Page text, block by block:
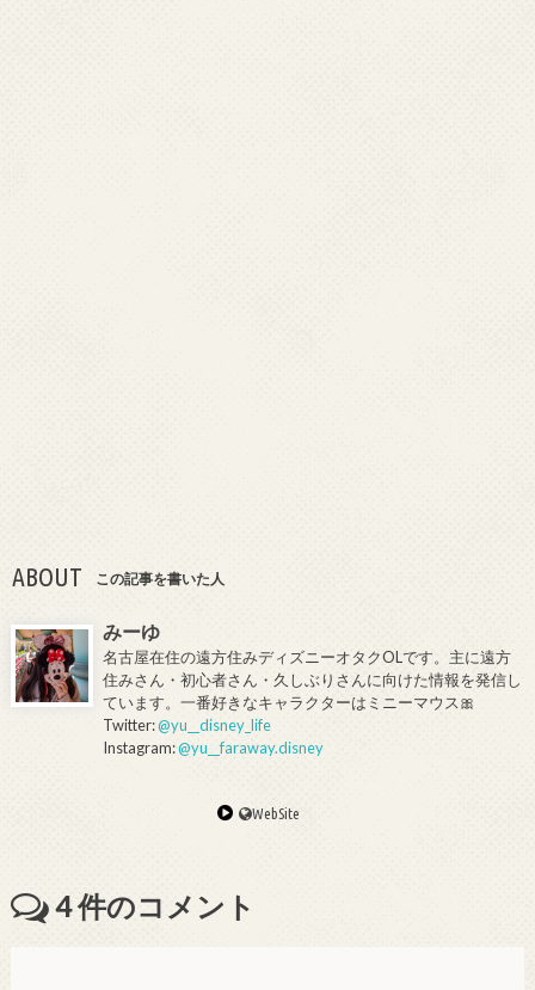
ABOUT この記事を書いた人
みーゆ
名古屋在住の遠方住みディズニーオタクOLです。主に遠方
住みさん・初心者さん・久しぶりさんに向けた情報を発信し
ています。一番好きなキャラクターはミニーマウス🎀
Twitter:@yu__disney_life
Instagram:@yu__faraway.disney
WebSite
4件のコメント